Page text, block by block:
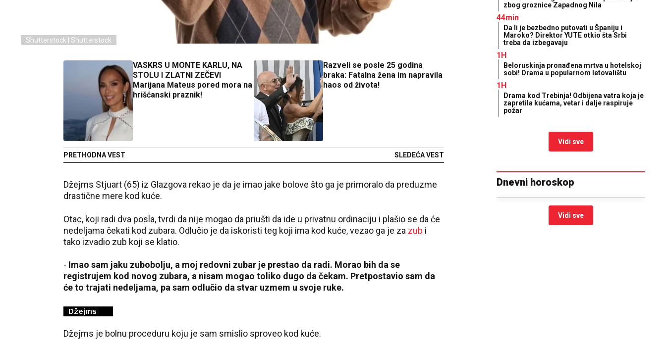
Shutterstock | Shutterstock
VASKRS U MONTE KARLU, NA
STOLU I ZLATNI ZEČEVI
Marijana Mateus pored mora na
hrišćanski praznik!
PRETHODNA VEST
Razveli se posle 25 godina
braka: Fatalna žena im napravila
haos od života!
SLEDEĆA VEST
Džejms Stjuart (65) iz Glazgova rekao je da je imao jake bolove što ga je primoralo da preduzme
drastične mere kod kuće.
Otac, koji radi dva posla, tvrdi da nije mogao da priušti da ide u privatnu ordinaciju i plašio se da će
nedeljama čekati kod zubara. Odlučio je da iskoristi teg koji ima kod kuće, vezao ga je za zub i
tako izvadio zub koji se klatio.
- Imao sam jaku zubobolju, a moj redovni zubar je prestao da radi. Morao bih da se
registrujem kod novog zubara, a nisam mogao toliko dugo da čekam. Pretpostavio sam da
će to trajati nedeljama, pa sam odlučio da stvar uzmem u svoje ruke.
Džejms je bolnu proceduru koju je sam smislio sproveo kod kuće.
zbog groznice Zapadnog Nila
44min
Da li je bezbedno putovati u Španiju i
Maroko? Direktor YUTE otkio šta Srbi
treba da izbegavaju
1H
Beloruskinja pronađena mrtva u hotelskoj
sobi! Drama u popularnom letovalištu
1H
Drama kod Trebinja! Odbijena vatra koja je
zapretila kućama, vetar i dalje raspiruje
požar
Vidi sve
Dnevni horoskop
Vidi sve